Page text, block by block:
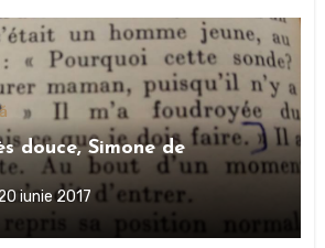
douce, Simone de
iunie 2017